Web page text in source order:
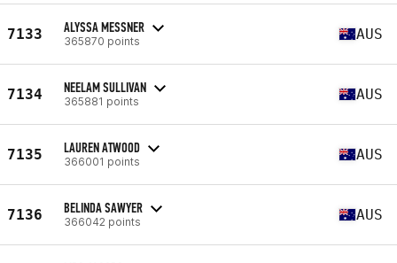
7133 ALYSSA MESSNER
365870 points AUS
7134 NEELAM SULLIVAN
365881 points AUS
7135 LAUREN ATWOOD
366001 points AUS
7136 BELINDA SAWYER
366042 points AUS